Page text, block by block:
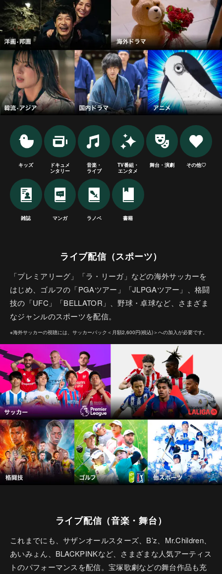
キッズ
ドキュメ
ンタリー
音楽・
ライブ
TV番組・
エンタメ
舞台・演劇 その他♡
雑誌 マンガ ラノベ 書籍
ライブ配信（スポーツ）
「プレミアリーグ」「ラ・リーガ」などの海外サッカーを
はじめ、ゴルフの「PGAツアー」「JLPGAツアー」、格闘
技の「UFC」「BELLATOR」、野球・卓球など、さまざま
なジャンルのスポーツを配信。
※海外サッカーの視聴には、サッカーパック＜月額2,600円(税込)＞への加入が必要です。
ライブ配信（音楽・舞台）
これまでにも、サザンオールスターズ、B’z、Mr.Children、
あいみょん、BLACKPINKなど、さまざまな人気アーティス
トのパフォーマンスを配信。宝塚歌劇などの舞台作品も充